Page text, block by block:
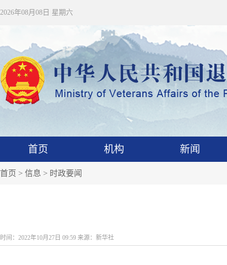
2026年08月08日 星期六
首页 机构 新闻
首页 > 信息 > 时政要闻
时间：2022年10月27日 09:59 来源：新华社